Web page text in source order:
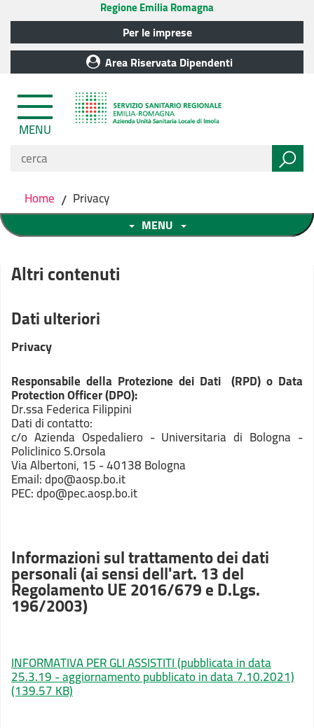
Regione Emilia Romagna
Per le imprese
Area Riservata Dipendenti
MENU
Home / Privacy
MENU
Altri contenuti
Dati ulteriori
Privacy
Responsabile della Protezione dei Dati (RPD) o Data
Protection Officer (DPO):
Dr.ssa Federica Filippini
Dati di contatto:
c/o Azienda Ospedaliero - Universitaria di Bologna -
Policlinico S.Orsola
Via Albertoni, 15 - 40138 Bologna
Email: dpo@aosp.bo.it
PEC: dpo@pec.aosp.bo.it
Informazioni sul trattamento dei dati
personali (ai sensi dell'art. 13 del
Regolamento UE 2016/679 e D.Lgs.
196/2003)
INFORMATIVA PER GLI ASSISTITI (pubblicata in data
25.3.19 - aggiornamento pubblicato in data 7.10.2021)
(139.57 KB)